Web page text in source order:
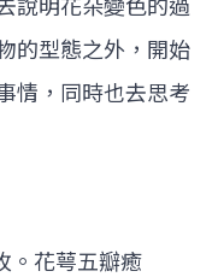
說明花朵變色的過
的型態之外，開始
情，同時也去思考
。花萼五瓣癒